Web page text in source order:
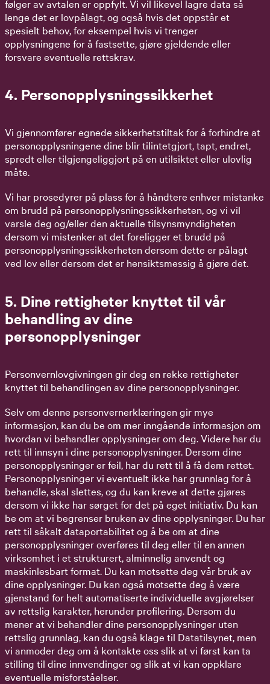
følger av avtalen er oppfylt. Vi vil likevel lagre data så
lenge det er lovpålagt, og også hvis det oppstår et
spesielt behov, for eksempel hvis vi trenger
opplysningene for å fastsette, gjøre gjeldende eller
forsvare eventuelle rettskrav.
4. Personopplysningssikkerhet
Vi gjennomfører egnede sikkerhetstiltak for å forhindre at
personopplysningene dine blir tilintetgjort, tapt, endret,
spredt eller tilgjengeliggjort på en utilsiktet eller ulovlig
måte.
Vi har prosedyrer på plass for å håndtere enhver mistanke
om brudd på personopplysningssikkerheten, og vi vil
varsle deg og/eller den aktuelle tilsynsmyndigheten
dersom vi mistenker at det foreligger et brudd på
personopplysningssikkerheten dersom dette er pålagt
ved lov eller dersom det er hensiktsmessig å gjøre det.
5. Dine rettigheter knyttet til vår
behandling av dine
personopplysninger
Personvernlovgivningen gir deg en rekke rettigheter
knyttet til behandlingen av dine personopplysninger.
Selv om denne personvernerklæringen gir mye
informasjon, kan du be om mer inngående informasjon om
hvordan vi behandler opplysninger om deg. Videre har du
rett til innsyn i dine personopplysninger. Dersom dine
personopplysninger er feil, har du rett til å få dem rettet.
Personopplysninger vi eventuelt ikke har grunnlag for å
behandle, skal slettes, og du kan kreve at dette gjøres
dersom vi ikke har sørget for det på eget initiativ. Du kan
be om at vi begrenser bruken av dine opplysninger. Du har
rett til såkalt dataportabilitet og å be om at dine
personopplysninger overføres til deg eller til en annen
virksomhet i et strukturert, alminnelig anvendt og
maskinlesbart format. Du kan motsette deg vår bruk av
dine opplysninger. Du kan også motsette deg å være
gjenstand for helt automatiserte individuelle avgjørelser
av rettslig karakter, herunder profilering. Dersom du
mener at vi behandler dine personopplysninger uten
rettslig grunnlag, kan du også klage til Datatilsynet, men
vi anmoder deg om å kontakte oss slik at vi først kan ta
stilling til dine innvendinger og slik at vi kan oppklare
eventuelle misforståelser.